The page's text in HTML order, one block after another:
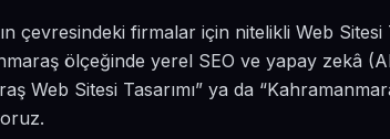
çevresindeki firmalar için nitelikli Web Sitesi
ölçeğinde yerel SEO ve yapay zekâ
Web Sitesi Tasarımı” ya da